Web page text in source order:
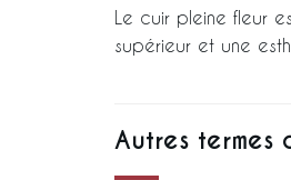
Le cuir pleine fleur
supérieur et une
Autres termes